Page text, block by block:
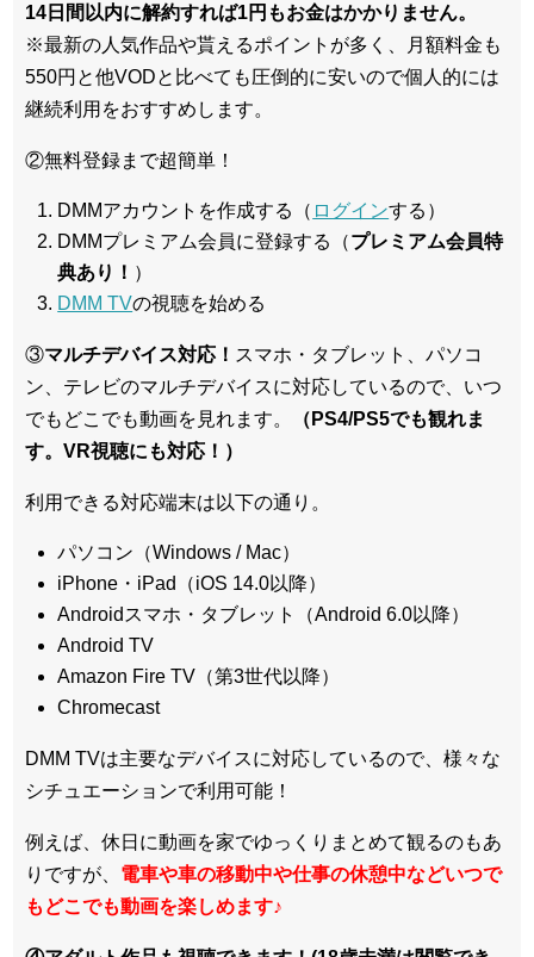
14日間以内に解約すれば1円もお金はかかりません。
※最新の人気作品や貰えるポイントが多く、月額料金も
550円と他VODと比べても圧倒的に安いので個人的には
継続利用をおすすめします。
②無料登録まで超簡単！
DMMアカウントを作成する（ ログインする）
DMMプレミアム会員に登録する（プレミアム会員特
典あり！ ）
DMM TVの視聴を始める
③マルチデバイス対応！ スマホ・タブレット、パソコ
ン、テレビのマルチデバイスに対応しているので、いつ
でもどこでも動画を見れます。
（PS4/PS5でも観れま
す。VR視聴にも対応！）
利用できる対応端末は以下の通り。
パソコン（Windows / Mac）
iPhone・iPad（iOS 14.0以降）
Androidスマホ・タブレット（Android 6.0以降）
Android TV
Amazon Fire TV（第3世代以降）
Chromecast
DMM TVは主要なデバイスに対応しているので、 様々な
シチュエーションで利用可能！
例えば、休日に動画を家でゆっくりまとめて観るのもあ
りですが、 電車や車の移動中や仕事の休憩中などいつで
もどこでも動画を楽しめます♪